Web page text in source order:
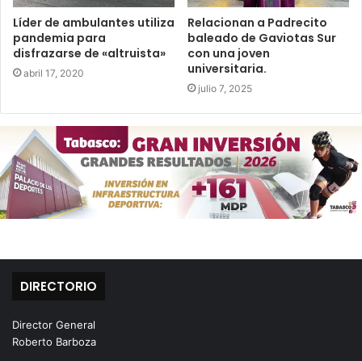
Líder de ambulantes utiliza
pandemia para
disfrazarse de «altruista»
abril 17, 2020
Relacionan a Padrecito
baleado de Gaviotas Sur
con una joven
universitaria.
julio 7, 2025
DIRECTORIO
Director General
Roberto Barboza